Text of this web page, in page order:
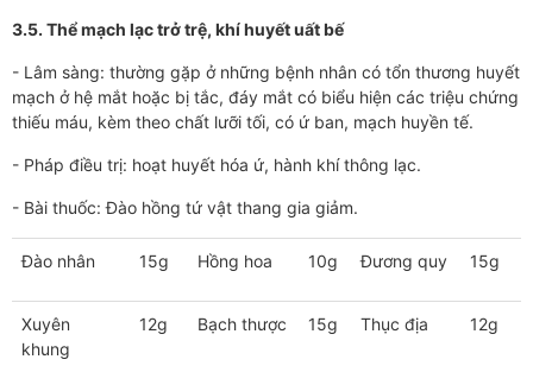
3.5. Thể mạch lạc trở trệ, khí huyết uất bế
- Lâm sàng: thường gặp ở những bệnh nhân có tổn thương huyết
mạch ở hệ mắt hoặc bị tắc, đáy mắt có biểu hiện các triệu chứng
thiếu máu, kèm theo chất lưỡi tối, có ứ ban, mạch huyền tế.
- Pháp điều trị: hoạt huyết hóa ứ, hành khí thông lạc.
- Bài thuốc: Đào hồng tứ vật thang gia giảm.
Đào nhân 15g Hồng hoa 10g Đương quy 15g
Xuyên
khung
12g Bạch thược 15g Thục địa 12g